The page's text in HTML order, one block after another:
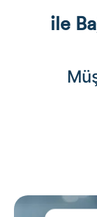
ile